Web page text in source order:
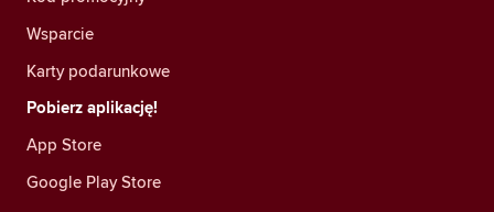
Wsparcie
Karty podarunkowe
Pobierz aplikację!
App Store
Google Play Store